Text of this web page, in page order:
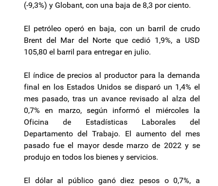
(-9,3%) y Globant, con una baja de 8,3 por ciento.
El petróleo operó en baja, con un barril de crudo
Brent del Mar del Norte que cedió 1,9%, a USD
105,80 el barril para entregar en julio.
El índice de precios al productor para la demanda
final en los Estados Unidos se disparó un 1,4% el
mes pasado, tras un avance revisado al alza del
0,7% en marzo, según informó el miércoles la
Oficina de Estadísticas Laborales del
Departamento del Trabajo. El aumento del mes
pasado fue el mayor desde marzo de 2022 y se
produjo en todos los bienes y servicios.
El dólar al público ganó diez pesos o 0,7%, a